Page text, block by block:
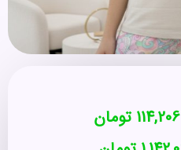
114,206 تومان